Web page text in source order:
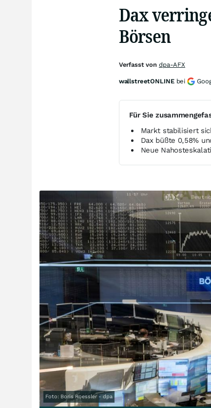
Dax
Börsen
Für Sie
Markt stabilisiert
Dax büßte 0,58%
Neue
Foto: Boris Roessler - dpa
Verfasst von dpa-AFX
wallstreetONLINE bei